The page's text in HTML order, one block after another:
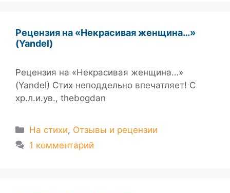
Рецензия на «Некрасивая женщина…»
(Yandel)
Рецензия на «Некрасивая женщина…»
(Yandel) Стих неподдельно впечатляет! С
хр.л.и.ув., thebogdan
Рубрики
На стихи, Отзывы и рецензии
1 комментарий